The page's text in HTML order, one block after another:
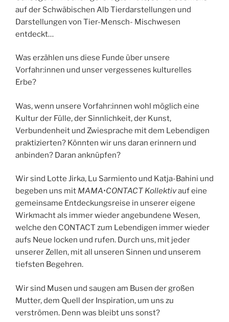
auf der Schwäbischen Alb Tierdarstellungen und
Darstellungen von Tier-Mensch- Mischwesen
entdeckt…
Was erzählen uns diese Funde über unsere
Vorfahr:innen und unser vergessenes kulturelles
Erbe?
Was, wenn unsere Vorfahr:innen wohl möglich eine
Kultur der Fülle, der Sinnlichkeit, der Kunst,
Verbundenheit und Zwiesprache mit dem Lebendigen
praktizierten? Könnten wir uns daran erinnern und
anbinden? Daran anknüpfen?
Wir sind Lotte Jirka, Lu Sarmiento und Katja-Bahini und
begeben uns mit MAMA•CONTACT Kollektivauf eine
gemeinsame Entdeckungsreise in unserer eigene
Wirkmacht als immer wieder angebundene Wesen,
welche den CONTACT zum Lebendigen immer wieder
aufs Neue locken und rufen. Durch uns, mit jeder
unserer Zellen, mit all unseren Sinnen und unserem
tiefsten Begehren.
Wir sind Musen und saugen am Busen der großen
Mutter, dem Quell der Inspiration, um uns zu
verströmen. Denn was bleibt uns sonst?